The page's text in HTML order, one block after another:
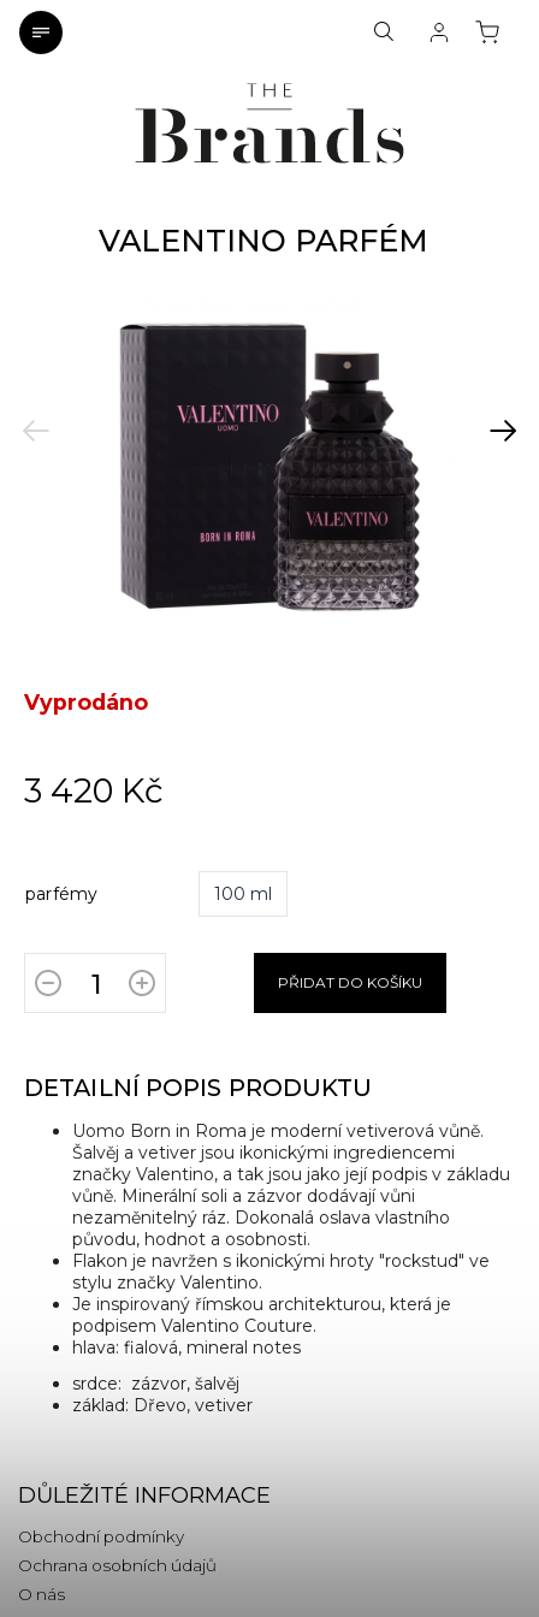
VALENTINO PARFÉM
Previous Next
parfémy 100 ml
3 420 Kč
Vyprodáno
PŘIDAT DO KOŠÍKU
DETAILNÍ POPIS PRODUKTU
Uomo Born in Roma je moderní vetiverová vůně.
Šalvěj a vetiver jsou ikonickými ingrediencemi
značky Valentino, a tak jsou jako její podpis v základu
vůně. Minerální soli a zázvor dodávají vůni
nezaměnitelný ráz. Dokonalá oslava vlastního
původu, hodnot a osobnosti.
Flakon je navržen s ikonickými hroty "rockstud" ve
stylu značky Valentino.
Je inspirovaný římskou architekturou, která je
podpisem Valentino Couture.
hlava: fialová, mineral notes
srdce: zázvor, šalvěj
základ: Dřevo, vetiver
DŮLEŽITÉ INFORMACE
Obchodní podmínky
Ochrana osobních údajů
O nás